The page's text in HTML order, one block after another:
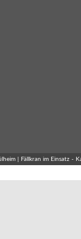
| Fällkran im Einsatz -